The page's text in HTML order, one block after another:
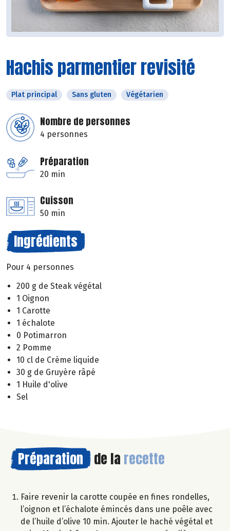
Hachis parmentier revisité
Plat principal Sans gluten Végétarien
Nombre de personnes
4 personnes
Préparation
20 min
Cuisson
50 min
Ingrédients
Pour 4 personnes
200 g de Steak végétal
1 Oignon
1 Carotte
1 échalote
0 Potimarron
2 Pomme
10 cl de Crème liquide
30 g de Gruyère râpé
1 Huile d'olive
Sel
Préparation de la recette
Faire revenir la carotte coupée en fines rondelles,
l’oignon et l’échalote émincés dans une poêle avec
de l’huile d’olive 10 min. Ajouter le haché végétal et